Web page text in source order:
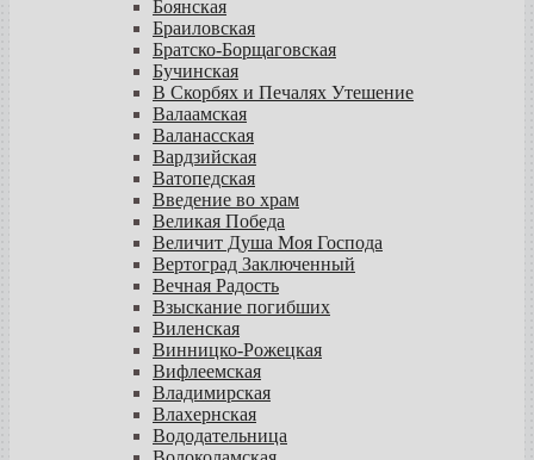
Боянская
Браиловская
Братско-Борщаговская
Бучинская
В Скорбях и Печалях Утешение
Валаамская
Валанасская
Вардзийская
Ватопедская
Введение во храм
Великая Победа
Величит Душа Моя Господа
Вертоград Заключенный
Вечная Радость
Взыскание погибших
Виленская
Винницко-Рожецкая
Вифлеемская
Владимирская
Влахернская
Вододательница